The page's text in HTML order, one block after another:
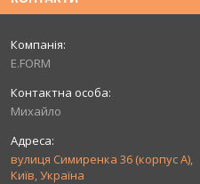
E.FORM
Михайло
вулиця Симиренка 36 (корпус А),
Київ, Україна